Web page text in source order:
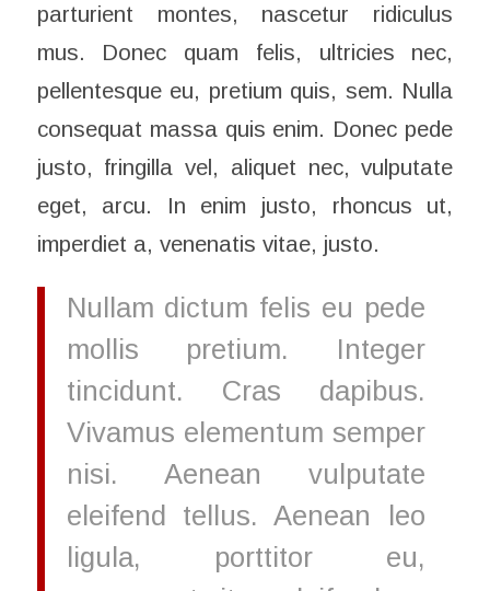
parturient montes, nascetur ridiculus
mus. Donec quam felis, ultricies nec,
pellentesque eu, pretium quis, sem. Nulla
consequat massa quis enim. Donec pede
justo, fringilla vel, aliquet nec, vulputate
eget, arcu. In enim justo, rhoncus ut,
imperdiet a, venenatis vitae, justo.
Nullam dictum felis eu pede
mollis pretium. Integer
tincidunt. Cras dapibus.
Vivamus elementum semper
nisi. Aenean vulputate
eleifend tellus. Aenean leo
ligula, porttitor eu,